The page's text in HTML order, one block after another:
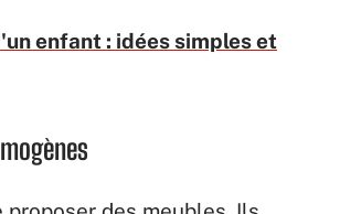
enfant : idées simples et